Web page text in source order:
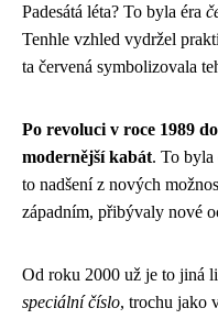
Padesátá léta? To byla éra
Tenhle vzhled vydržel
ta červená symbolizovala
Po revoluci v roce 1989
modernější kabát. To byla
to nadšení z nových
západním, přibývaly nové
Od roku 2000 už je to jiná
speciální číslo, trochu jako